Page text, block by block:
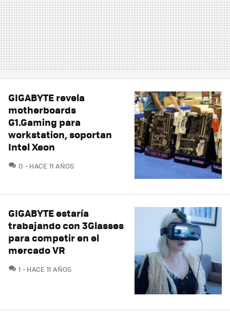
GIGABYTE revela
motherboards
G1.Gaming para
workstation, soportan
Intel Xeon
0 COMENTARIOS
HACE 11 AÑOS
GIGABYTE estaría
trabajando con 3Glasses
para competir en el
mercado VR
1 COMENTARIOS
HACE 11 AÑOS